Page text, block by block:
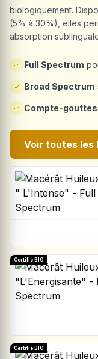
Certifié BIO
Certifié BIO
biologiquement.
(5% à 30%), elles
absorption
Full Spectrum
Broad Spectrum
Compte-gouttes
Voir toutes les